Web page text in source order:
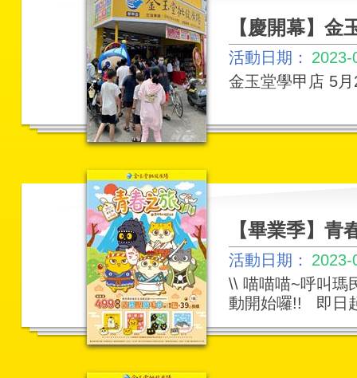
【慶開幕】金
活動日期：
2023-
金玉堂學甲店 ​5
【畢業季】青
活動日期：
2023-
\\ 喵喵喵~呼叫瑪
動開始囉!! 即日